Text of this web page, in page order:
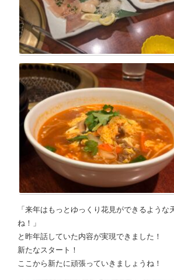
「来年はもっとゆっくり花見ができるような
ね！」
と昨年話していた内容が実現できました！
新たなスタート！
ここから新たに頑張っていきましょうね！